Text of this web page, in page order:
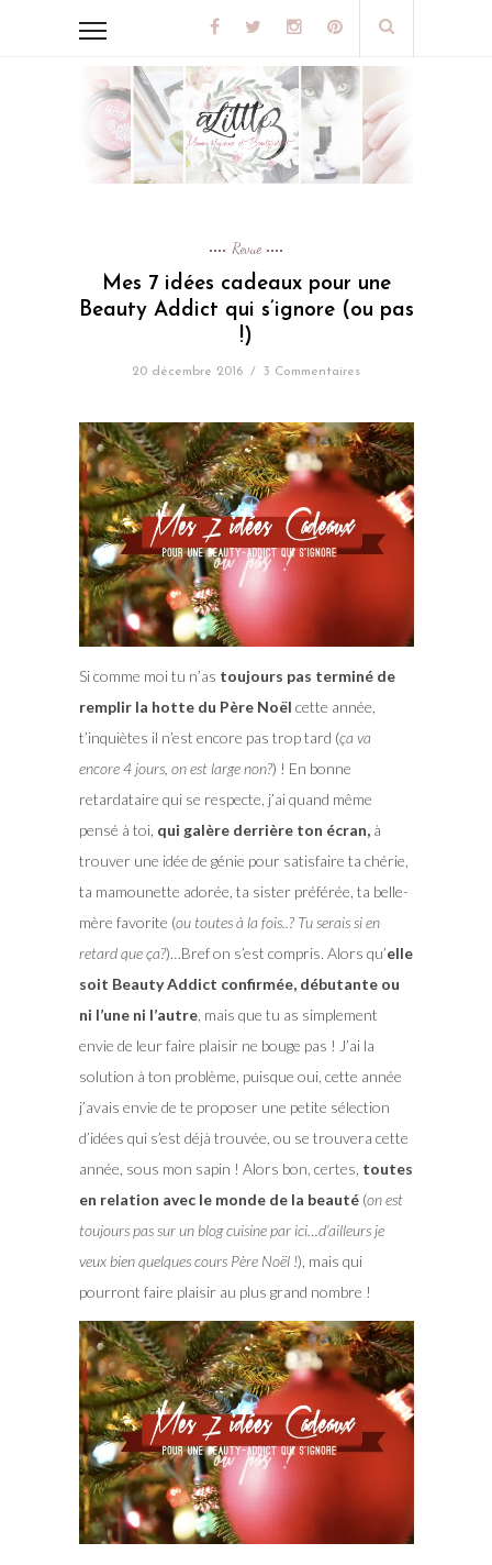
Revue
Mes 7 idées cadeaux pour une
Beauty Addict qui s’ignore (ou pas
!)
20 décembre 2016 / 3 Commentaires
Si comme moi tu n’as toujours pas terminé de
remplir la hotte du Père Noël cette année,
t’inquiètes il n’est encore pas trop tard (ça va
encore 4 jours, on est large non?) ! En bonne
retardataire qui se respecte, j’ai quand même
pensé à toi, qui galère derrière ton écran, à
trouver une idée de génie pour satisfaire ta chérie,
ta mamounette adorée, ta sister préférée, ta belle-
mère favorite (ou toutes à la fois..? Tu serais si en
retard que ça?)…Bref on s’est compris. Alors qu’elle
soit Beauty Addict confirmée, débutante ou
ni l’une ni l’autre, mais que tu as simplement
envie de leur faire plaisir ne bouge pas ! J’ai la
solution à ton problème, puisque oui, cette année
j’avais envie de te proposer une petite sélection
d’idées qui s’est déjà trouvée, ou se trouvera cette
année, sous mon sapin ! Alors bon, certes, toutes
en relation avec le monde de la beauté(on est
toujours pas sur un blog cuisine par ici…d’ailleurs je
veux bien quelques cours Père Noël !), mais qui
pourront faire plaisir au plus grand nombre !